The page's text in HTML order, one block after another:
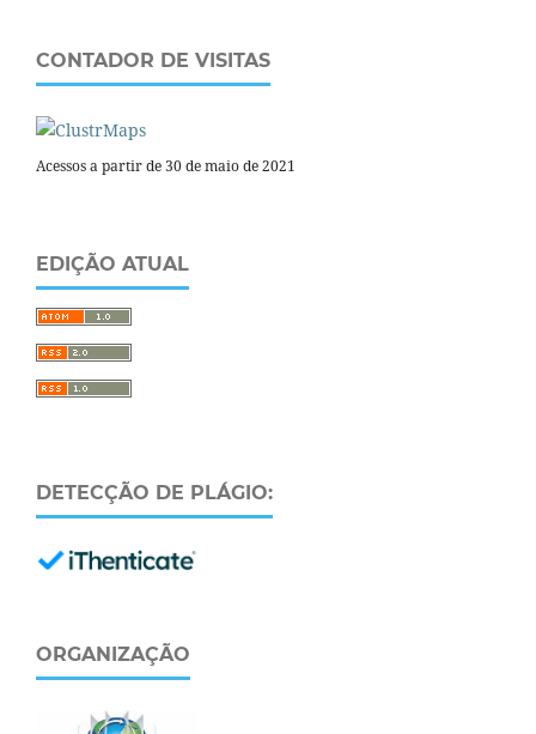
CONTADOR DE VISITAS
Acessos a partir de 30 de maio de 2021
EDIÇÃO ATUAL
DETECÇÃO DE PLÁGIO:
ORGANIZAÇÃO